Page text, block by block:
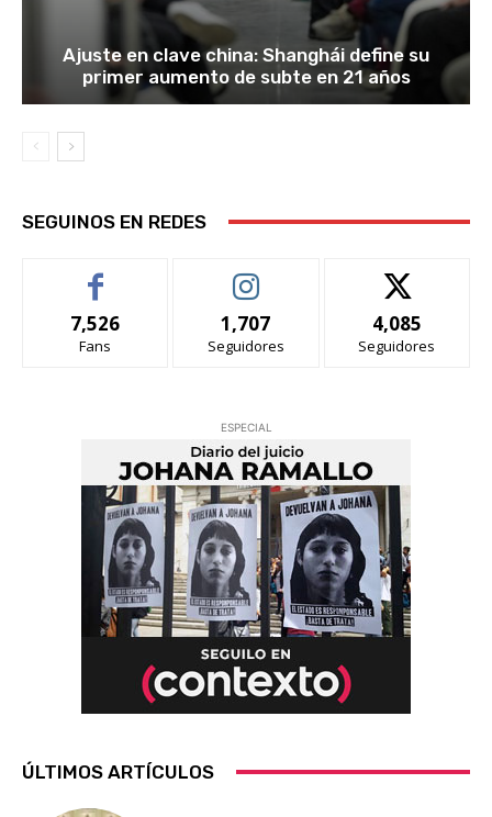
Ajuste en clave china: Shanghái define su
primer aumento de subte en 21 años
SEGUINOS EN REDES
7,526
Fans
1,707
Seguidores
4,085
Seguidores
ESPECIAL
ÚLTIMOS ARTÍCULOS